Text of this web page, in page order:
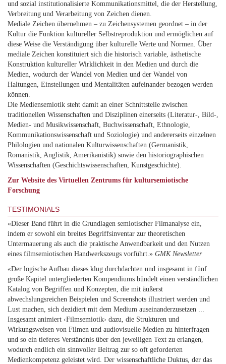
und sozial institutionalisierte Kommunikationsmittel, die der Herstellung,
Verbreitung und Verarbeitung von Zeichen dienen.
Mediale Zeichen übernehmen – zu Zeichensystemen geordnet – in der
Kultur die Funktion kultureller Selbstreproduktion und ermöglichen auf
diese Weise die Verständigung über kulturelle Werte und Normen. Über
mediale Zeichen konstituiert sich die historisch variable, ästhetische
Konstruktion kultureller Wirklichkeit in den Medien und durch die
Medien, wodurch der Wandel von Medien und der Wandel von
Haltungen, Einstellungen und Mentalitäten aufeinander bezogen werden
können.
Die Mediensemiotik steht damit an einer Schnittstelle zwischen
traditionellen Wissenschaften und Disziplinen einerseits (Literatur-, Bild-,
Medien- und Musikwissenschaft, Buchwissenschaft, Ethnologie,
Kommunikationswissenschaft und Soziologie) und andererseits einzelnen
Philologien und nationalen Kulturwissenschaften (Germanistik,
Romanistik, Anglistik, Amerikanistik) sowie den historiographischen
Wissenschaften (Geschichtswissenschaften, Kunstgeschichte).
Zur Website des Virtuellen Zentrums für kultursemiotische
Forschung
TESTIMONIALS
«Dieser Band führt in die Grundlagen semiotischer Filmanalyse ein,
indem er sowohl ein breites Begriffsinventar zur theoretischen
Untermauerung als auch die praktische Anwendbarkeit und den Nutzen
eines filmsemiotischen Handwerkszeugs vorführt.» GMK Newsletter
«Der logische Aufbau dieses klug durchdachten und insgesamt in fünf
große Kapitel untergliederten Kompendiums bündelt einen verständlichen
Katalog von Begriffen und Konzepten, die mit äußerst
abwechslungsreichen Beispielen und Screenshots illustriert werden und
Lust machen, sich dezidiert mit dem Medium auseinanderzusetzen ...
Insgesamt animiert ‹Filmsemiotik› dazu, die Strukturen und
Wirkungsweisen von Filmen und audiovisuelle Medien zu hinterfragen
und so ein tieferes Verständnis über den jeweiligen Text zu erlangen,
wodurch endlich ein sinnvoller Beitrag zur so oft geforderten
Medienkompetenz geleistet wird. Der wissenschaftliche Duktus, der das